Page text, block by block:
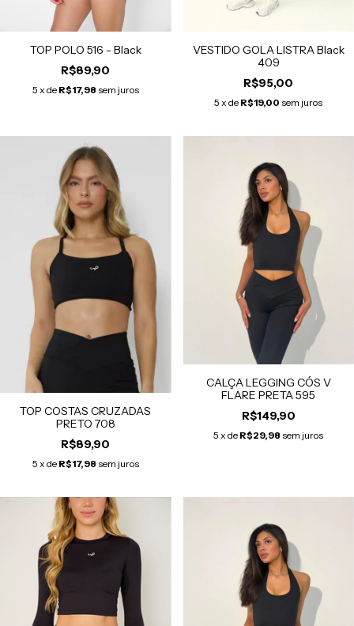
TOP POLO 516 - Black
R$89,90
5 x de R$17,98 sem juros
VESTIDO GOLA LISTRA Black
409
R$95,00
5 x de R$19,00 sem juros
TOP COSTAS CRUZADAS
PRETO 708
R$89,90
5 x de R$17,98 sem juros
CALÇA LEGGING CÓS V
FLARE PRETA 595
R$149,90
5 x de R$29,98 sem juros